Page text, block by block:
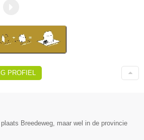
PROFIEL
Breedeweg, maar wel in de provincie